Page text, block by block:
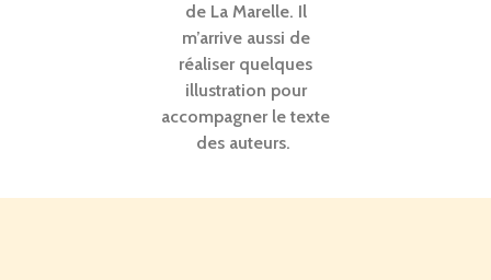
de La Marelle. Il
m’arrive aussi de
réaliser quelques
illustration pour
accompagner le texte
des auteurs.